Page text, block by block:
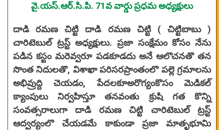
వై.యస్.ఆర్.సి.పి. 71వ వార్డు ప్రధమ అధ్యక్షులు
దాడి రమణ చిట్టి దాడి రమణ చిట్టి ( చిట్టిబాబు )
చారిటెబుల్ ట్రస్ట్ అధ్యక్షులు. ప్రజా సంక్షేమం కోసం నేను
పడిన కస్టం మరెవ్వరూ పడకూడదు అనే ఆలొచనతొ తన
సొంత నిదులతొ, విశాఖా పరిసరప్రాంతంలొ పల్లె గ్రమాలను
అభివ్రుద్ది చెయడం, పేదలకూఅరొగ్యంకొసం మెడికల్
క్యాంపులు నిర్వహిస్తూ తనవంతు క్రుషి గత కొన్ని
సంవత్సరాలుగా దాడి రమణ చిట్టి చారిటెబుల్ ట్రస్ట్
ఆద్వర్యంలొ చేయడమే కాకుండా ప్రజా మాతృభూమి